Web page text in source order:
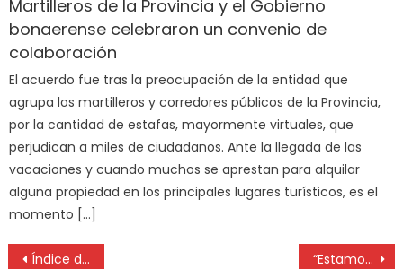
Martilleros de la Provincia y el Gobierno
bonaerense celebraron un convenio de
colaboración
El acuerdo fue tras la preocupación de la entidad que
agrupa los martilleros y corredores públicos de la Provincia,
por la cantidad de estafas, mayormente virtuales, que
perjudican a miles de ciudadanos. Ante la llegada de las
vacaciones y cuando muchos se aprestan para alquilar
alguna propiedad en los principales lugares turísticos, es el
momento […]
Índice de Movilidad Ciudadana, trabajo de Movistar y la UnSAM “Estamos en el momento de más actividad del Covid”, admitieron desde el Hospital Italiano de La Plata